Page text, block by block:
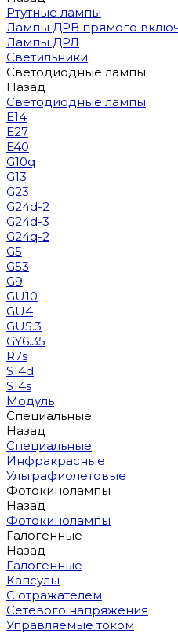
Ртутные лампы
Лампы ДРВ прямого
Лампы ДРЛ
Светильники
Светодиодные лампы
Назад
Светодиодные лампы
E14
E27
E40
G10q
G13
G23
G24d-2
G24d-3
G24q-2
G5
G53
G9
GU10
GU4
GU5.3
GY6.35
R7s
S14d
S14s
Модуль
Специальные
Назад
Специальные
Инфракрасные
Ультрафиолетовые
Фотокинолампы
Назад
Фотокинолампы
Галогенные
Назад
Галогенные
Капсулы
С отражателем
Сетевого напряжения
Управляемые током